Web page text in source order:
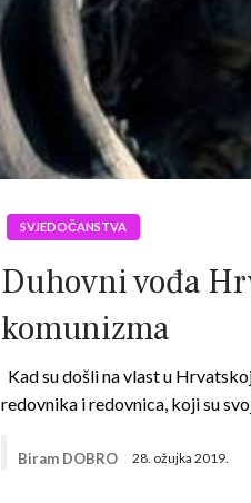
SVJEDOČANSTVA
Duhovni vođa
komunizma
Kad su došli na vlast u
redovnika i redovnica, koji su
Biram DOBRO 28. ožujka 2019.